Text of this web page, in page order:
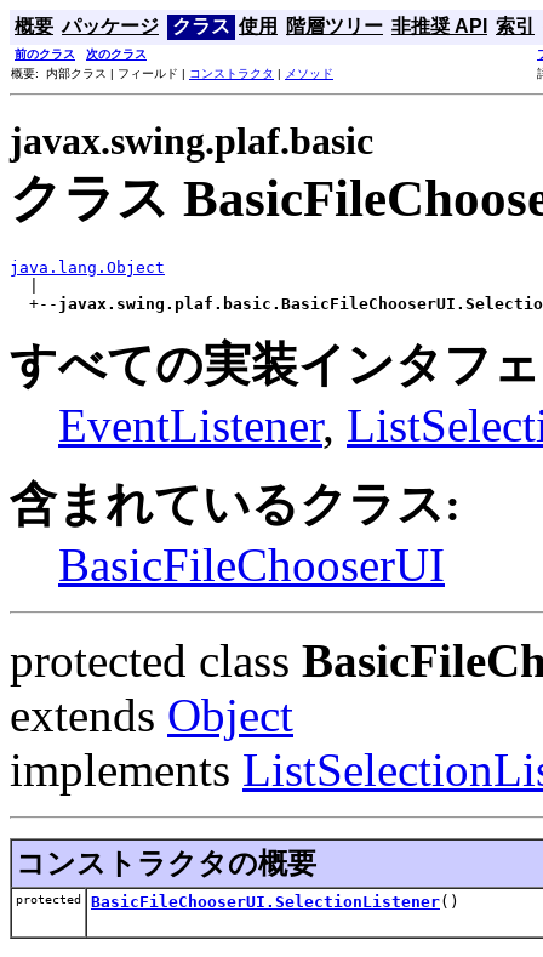
概要 パッケージ クラス 使用 階層ツリー 非推奨 API 索引
前のクラス 次のクラス
概要: 内部クラス | フィールド | コンストラクタ | メソッド
javax.swing.plaf.basic
クラス
java.lang.Object
  +--
すべての実装インタフ
EventListener,
含まれているクラス:
BasicFileChooserUI
protected class
extends Object
implements
コンストラクタの概要
protected BasicFileChooserUI.SelectionListener()